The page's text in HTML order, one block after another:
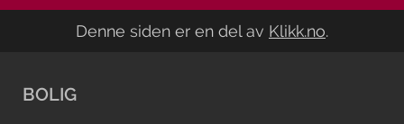
Denne siden er en del av Klikk.no.
BOLIG